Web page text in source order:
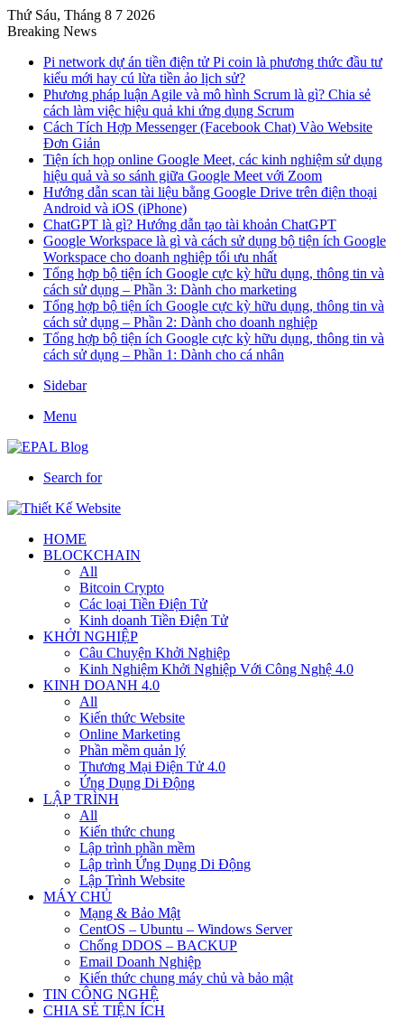
Thứ Sáu, Tháng 8 7 2026
Breaking News
Pi network dự án tiền điện tử Pi coin là phương thức đầu tư
kiểu mới hay cú lừa tiền ảo lịch sử?
Phương pháp luận Agile và mô hình Scrum là gì? Chia sẻ
cách làm việc hiệu quả khi ứng dụng Scrum
Cách Tích Hợp Messenger (Facebook Chat) Vào Website
Đơn Giản
Tiện ích họp online Google Meet, các kinh nghiệm sử dụng
hiệu quả và so sánh giữa Google Meet với Zoom
Hướng dẫn scan tài liệu bằng Google Drive trên điện thoại
Android và iOS (iPhone)
ChatGPT là gì? Hướng dẫn tạo tài khoản ChatGPT
Google Workspace là gì và cách sử dụng bộ tiện ích Google
Workspace cho doanh nghiệp tối ưu nhất
Tổng hợp bộ tiện ích Google cực kỳ hữu dụng, thông tin và
cách sử dụng – Phần 3: Dành cho marketing
Tổng hợp bộ tiện ích Google cực kỳ hữu dụng, thông tin và
cách sử dụng – Phần 2: Dành cho doanh nghiệp
Tổng hợp bộ tiện ích Google cực kỳ hữu dụng, thông tin và
cách sử dụng – Phần 1: Dành cho cá nhân
Sidebar
Menu
Search for
HOME
BLOCKCHAIN
All
Bitcoin Crypto
Các loại Tiền Điện Tử
Kinh doanh Tiền Điện Tử
KHỞI NGHIỆP
Câu Chuyện Khởi Nghiệp
Kinh Nghiệm Khởi Nghiệp Với Công Nghệ 4.0
KINH DOANH 4.0
All
Kiến thức Website
Online Marketing
Phần mềm quản lý
Thương Mại Điện Tử 4.0
Ứng Dụng Di Động
LẬP TRÌNH
All
Kiến thức chung
Lập trình phần mềm
Lập trình Ứng Dụng Di Động
Lập Trình Website
MÁY CHỦ
Mạng & Bảo Mật
CentOS – Ubuntu – Windows Server
Chống DDOS – BACKUP
Email Doanh Nghiệp
Kiến thức chung máy chủ và bảo mật
TIN CÔNG NGHỆ
CHIA SẺ TIỆN ÍCH